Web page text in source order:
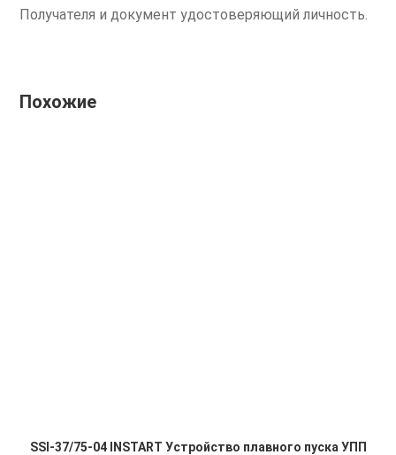
Получателя и документ удостоверяющий личность.
Похожие
SSI-37/75-04 INSTART Устройство плавного пуска УПП